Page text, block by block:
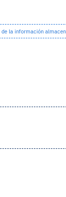
la información